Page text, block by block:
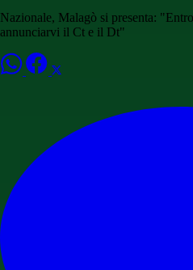
Nazionale, Malagò si presenta:
annunciarvi il Ct e il Dt"